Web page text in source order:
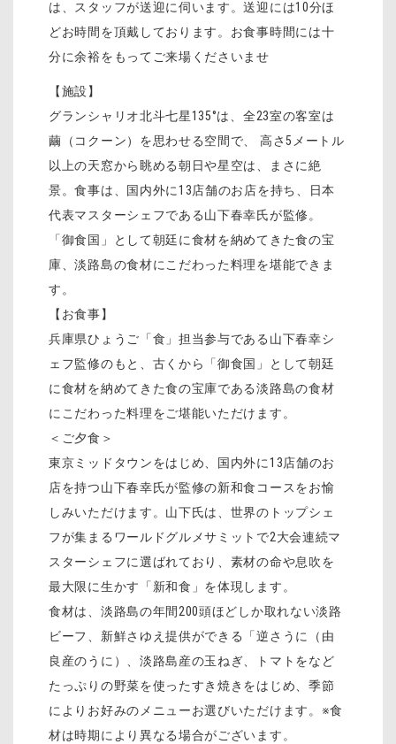
は、スタッフが送迎に伺います。送迎には10分ほ
どお時間を頂戴しております。お食事時間には十
分に余裕をもってご来場くださいませ
【施設】
グランシャリオ北斗七星135°は、全23室の客室は
繭（コクーン）を思わせる空間で、 高さ5メートル
以上の天窓から眺める朝日や星空は、まさに絶
景。食事は、国内外に13店舗のお店を持ち、日本
代表マスターシェフである山下春幸氏が監修。
「御食国」として朝廷に食材を納めてきた食の宝
庫、淡路島の食材にこだわった料理を堪能できま
す。
【お食事】
兵庫県ひょうご「食」担当参与である山下春幸シ
ェフ監修のもと、古くから「御食国」として朝廷
に食材を納めてきた食の宝庫である淡路島の食材
にこだわった料理をご堪能いただけます。
＜ご夕食＞
東京ミッドタウンをはじめ、国内外に13店舗のお
店を持つ山下春幸氏が監修の新和食コースをお愉
しみいただけます。山下氏は、世界のトップシェ
フが集まるワールドグルメサミットで2大会連続マ
スターシェフに選ばれており、素材の命や息吹を
最大限に生かす「新和食」を体現します。
食材は、淡路島の年間200頭ほどしか取れない淡路
ビーフ、新鮮さゆえ提供ができる「逆さうに（由
良産のうに）、淡路島産の玉ねぎ、トマトをなど
たっぷりの野菜を使ったすき焼きをはじめ、季節
によりお好みのメニューお選びいただけます。※食
材は時期により異なる場合がございます。